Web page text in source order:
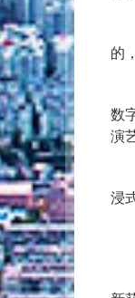
的
数
演
浸